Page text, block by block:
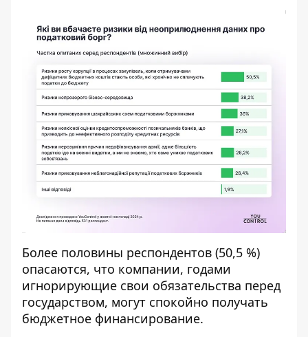
Более половины респондентов (50,5 %)
опасаются, что компании, годами
игнорирующие свои обязательства перед
государством, могут спокойно получать
бюджетное финансирование.